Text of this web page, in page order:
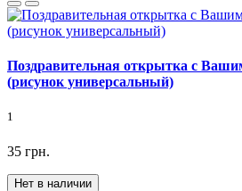
Поздравительная открытка с
(рисунок универсальный)
1
35 грн.
Нет в наличии